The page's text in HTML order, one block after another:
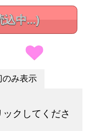
込中...)
のみ表示
ックしてくださ